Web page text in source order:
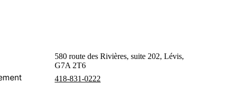
580 route des Rivières, suite 202, Lévis,
G7A 2T6
418-831-0222